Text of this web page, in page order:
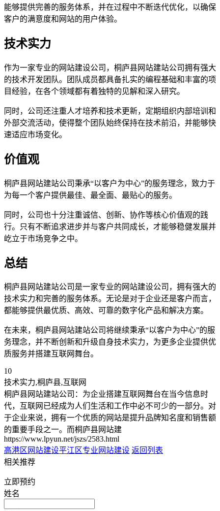
能够提供完善的服务体系，并在过程中不断迭代优化，以确保
客户的满意度和网站的用户体验。
技术实力
作为一家专业的网站建设公司，桐庐县网站建站公司拥有强大
的技术开发团队。团队成员都具备扎实的编程基础和丰富的项
目经验，在各个领域都有着独特的见解和深入研究。
同时，公司还注重人才培养和技术更新，定期组织内部培训和
外部交流活动，使得整个团队始终保持在技术前沿，并能够快
速适应市场变化。
价值观
桐庐县网站建站公司秉承“以客户为中心”的服务理念，致力于
为每一个客户提供最佳、最全面、最贴心的服务。
同时，公司也十分注重诚信、创新、协作等核心价值观的践
行。只有不断追求进步并与客户共同成长，才能够稳健发展并
屹立于市场竞争之中。
总结
桐庐县网站建站公司是一家专业的网站建设公司，拥有强大的
技术实力和完善的服务体系。无论是对于企业还是客户而言，
都能够提供最优质、高效、可靠的数字化产品和解决方案。
在未来，桐庐县网站建站公司将继续秉承“以客户为中心”的服
务理念，并不断创新和升级自身技术实力，为更多企业提供优
质服务并搭建互联网舞台。
10
技术实力,桐庐县,互联网
桐庐县网站建站公司：为企业搭建互联网舞台在当今信息时
代，互联网已经成为人们生活和工作中必不可少的一部分。对
于企业来说，拥有一个优质的网站是提升品牌知名度和销售额
的重要手段之一。而桐庐县网站建
https://www.lpyun.net/jszs/2583.html
高港区网站建设平江区专业网站建设 返回列表
相关推荐
立即预约
姓名